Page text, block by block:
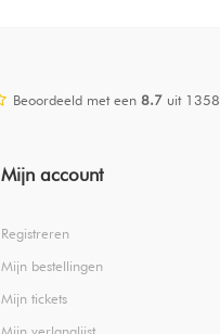
Beoordeeld met een 8.7uit 1358
Mijn account
Registreren
Mijn bestellingen
Mijn tickets